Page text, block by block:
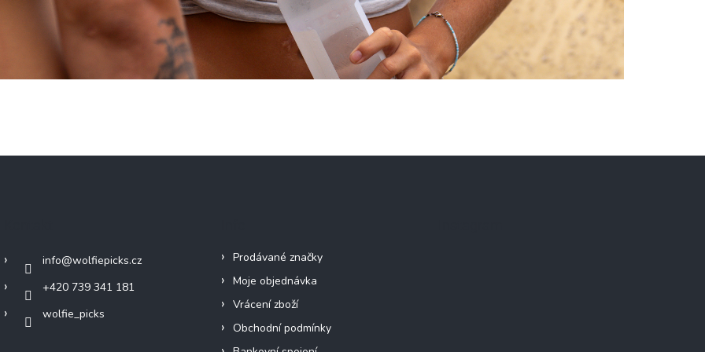
info@wolfiepicks.cz
+420 739 341 181
wolfie_picks
Prodávané značky
Moje objednávka
Vrácení zboží
Obchodní podmínky